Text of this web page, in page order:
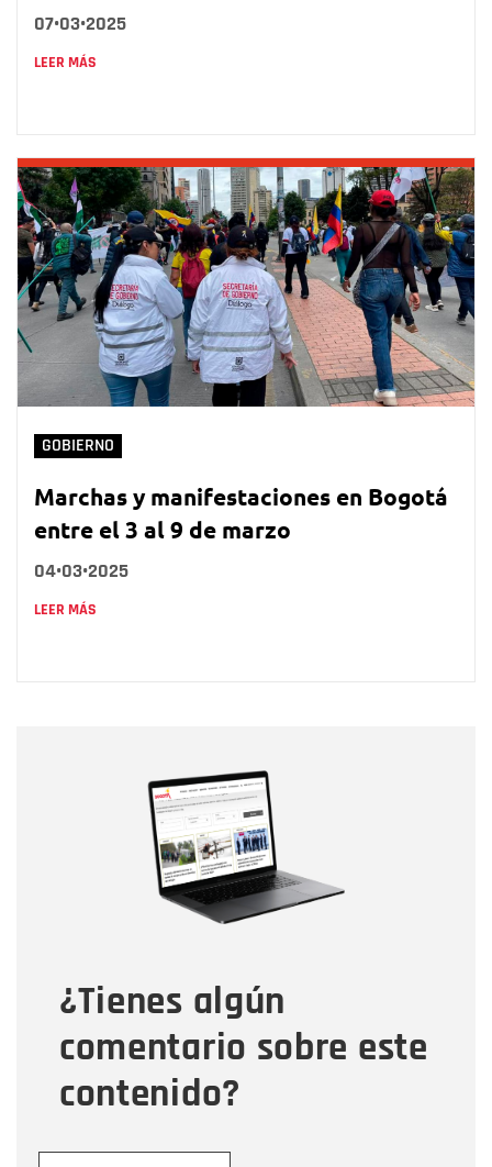
07•03•2025
LEER MÁS
GOBIERNO
Marchas y manifestaciones en Bogotá
entre el 3 al 9 de marzo
04•03•2025
LEER MÁS
¿Tienes algún
comentario sobre este
contenido?
Correo electrónico
Tipo de comentario
Mensaje